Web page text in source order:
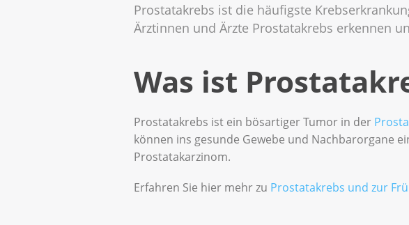
Prostatakrebs ist die häufigste
Ärztinnen und Ärzte Prostatakrebs erkennen
Was ist
Prostatakrebs ist ein bösartiger Tumor in der
können ins gesunde Gewebe und Nachbarorgane
Prostatakarzinom.
Erfahren Sie hier mehr zu Prostatakrebs und zur